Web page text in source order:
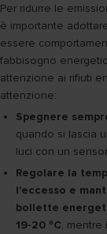
Per ridurre le
è importante
essere
fabbisogno
attenzione ai rifiuti
attenzione:
Spegnere
quando si lascia
luci con un
Regolare la
l'eccesso e
bollette
19-20 ºC, mentre